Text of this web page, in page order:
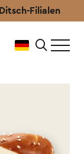
Ditsch-Filialen